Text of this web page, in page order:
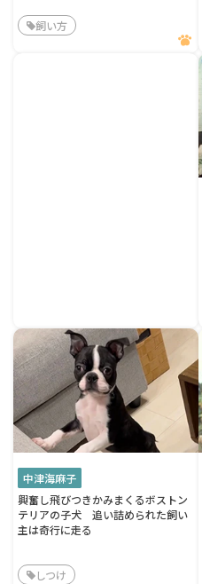
飼い方
中津海麻子
興奮し飛びつきかみまくるボストン
テリアの子犬 追い詰められた飼い
主は奇行に走る
しつけ